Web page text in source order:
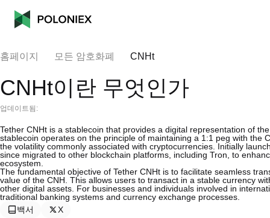
홈페이지 모든 암호화폐 CNHt
CNHt이란 무엇인가
업데이트됨:
Tether CNHt is a stablecoin that provides a digital representation of
stablecoin operates on the principle of maintaining a 1:1 peg with the
the volatility commonly associated with cryptocurrencies. Initially
since migrated to other blockchain platforms, including Tron, to
ecosystem.
The fundamental objective of Tether CNHt is to facilitate seamless
value of the CNH. This allows users to transact in a stable currency
other digital assets. For businesses and individuals involved in
traditional banking systems and currency exchange processes.
백서
X